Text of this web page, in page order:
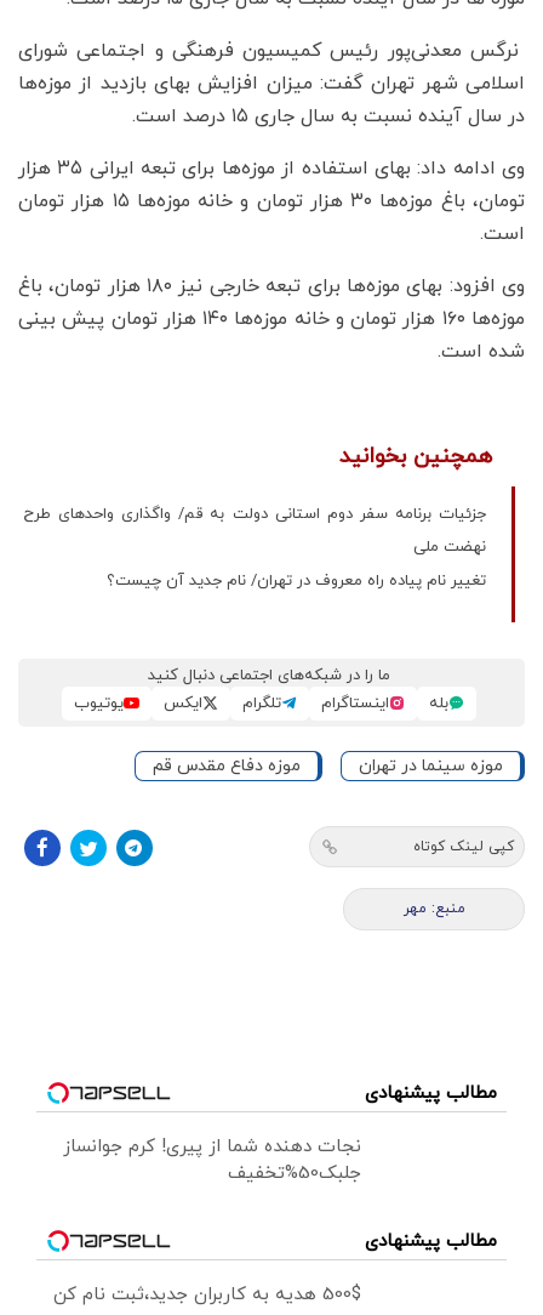
نرگس معدنی‌پور رئیس کمیسیون فرهنگی و اجتماعی شورای
اسلامی شهر تهران گفت: میزان افزایش بهای بازدید از موزه‌ها
در سال آینده نسبت به سال جاری ۱۵ درصد است.
وی ادامه داد: بهای استفاده از موزه‌ها برای تبعه ایرانی ۳۵ هزار
تومان، باغ موزه‌ها ۳۰ هزار تومان و خانه موزه‌ها ۱۵ هزار تومان
است.
وی افزود: بهای موزه‌ها برای تبعه خارجی نیز ۱۸۰ هزار تومان، باغ
موزه‌ها ۱۶۰ هزار تومان و خانه موزه‌ها ۱۴۰ هزار تومان پیش بینی
شده است.
همچنین بخوانید
جزئیات برنامه سفر دوم استانی دولت به قم/ واگذاری واحدهای طرح
نهضت ملی
تغییر نام پیاده راه معروف در تهران/ نام جدید آن چیست؟
ما را در شبکه‌های اجتماعی دنبال کنید
بله
اینستاگرام تلگرام ایکس یوتیوب
موزه سینما در تهران موزه دفاع مقدس قم
کپی لینک کوتاه
منبع: مهر
مطالب پیشنهادی
نجات دهنده شما از پیری! کرم جوانساز
جلبک50%تخفیف
مطالب پیشنهادی
500$ هدیه به کاربران جدید،ثبت نام کن